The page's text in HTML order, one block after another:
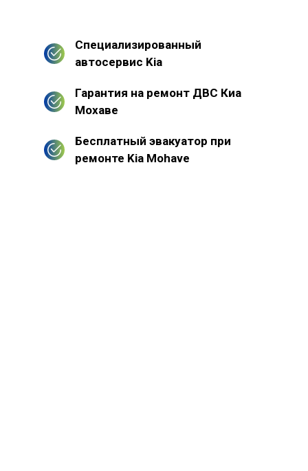
Специализированный
автосервис Kia
Гарантия на ремонт ДВС Киа
Мохаве
Бесплатный эвакуатор при
ремонте Kia Mohave